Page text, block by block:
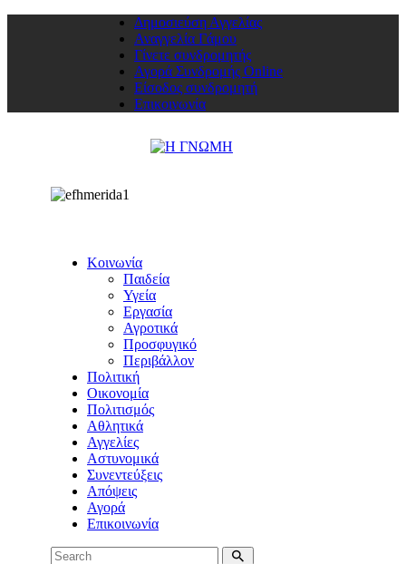
Δημοσιεύση Αγγελίας
Αναγγελία Γάμου
Γίνετε συνδρομητής
Αγορά Συνδρομής Online
Είσοδος συνδρομητή
Επικοινωνία
Κοινωνία
Παιδεία
Υγεία
Εργασία
Αγροτικά
Προσφυγικό
Περιβάλλον
Πολιτική
Οικονομία
Πολιτισμός
Αθλητικά
Αγγελίες
Αστυνομικά
Συνεντεύξεις
Απόψεις
Αγορά
Επικοινωνία